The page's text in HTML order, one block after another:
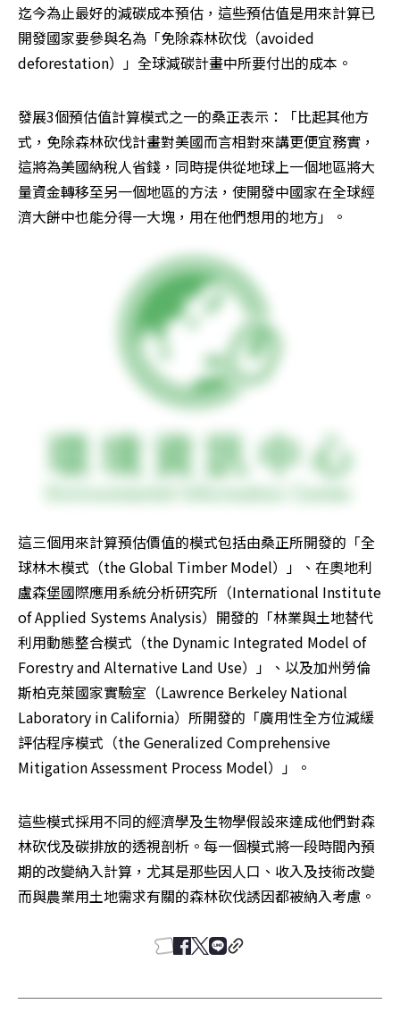
迄今為止最好的減碳成本預估，這些預估值是用來計算已
開發國家要參與名為「免除森林砍伐（avoided
deforestation）」全球減碳計畫中所要付出的成本。
發展3個預估值計算模式之一的桑正表示：「比起其他方
式，免除森林砍伐計畫對美國而言相對來講更便宜務實，
這將為美國納稅人省錢，同時提供從地球上一個地區將大
量資金轉移至另一個地區的方法，使開發中國家在全球經
濟大餅中也能分得一大塊，用在他們想用的地方」。
這三個用來計算預估價值的模式包括由桑正所開發的「全
球林木模式（the Global Timber Model）」、在奧地利
盧森堡國際應用系統分析研究所（International Institute
of Applied Systems Analysis）開發的「林業與土地替代
利用動態整合模式（the Dynamic Integrated Model of
Forestry and Alternative Land Use）」、以及加州勞倫
斯柏克萊國家實驗室（Lawrence Berkeley National
Laboratory in California）所開發的「廣用性全方位減緩
評估程序模式（the Generalized Comprehensive
Mitigation Assessment Process Model）」。
這些模式採用不同的經濟學及生物學假設來達成他們對森
林砍伐及碳排放的透視剖析。每一個模式將一段時間內預
期的改變納入計算，尤其是那些因人口、收入及技術改變
而與農業用土地需求有關的森林砍伐誘因都被納入考慮。